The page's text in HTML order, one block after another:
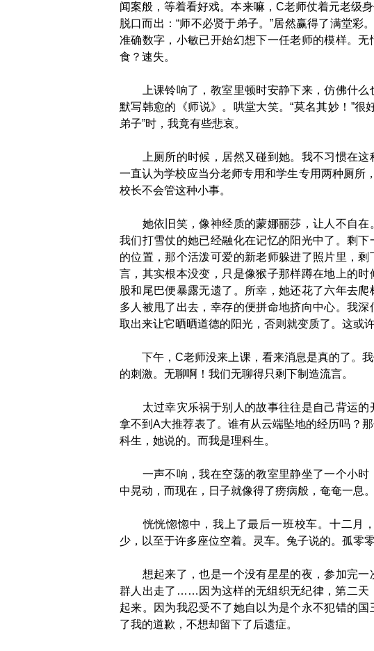
闻案般，等着看好戏。本来嘛，C老师仗着元老级
脱口而出：“师不必贤于弟子。”居然赢得了满堂彩
准确数字，小敏已开始幻想下一任老师的模样。
食？速失。
上课铃响了，教室里顿时安静下来，仿佛什么
默写韩愈的《师说》。哄堂大笑。“莫名其妙！”很
弟子”时，我竟有些悲哀。
上厕所的时候，居然又碰到她。我不习惯在这
一直认为学校应当分老师专用和学生专用两种厕所
校长不会管这种小事。
她依旧笑，像神经质的蒙娜丽莎，让人不自在
我们打雪仗的她已经融化在记忆的阳光中了。剩
的位置，那个活泼可爱的新老师躲进了照片里，
言，其实根本没变，只是像猴子那样蹲在地上的
股和尾巴便暴露无遗了。所幸，她还花了六年去
多人被甩了出去，幸存的便拼命地挤向中心。我
取出来让它晒晒道德的阳光，否则就变质了。这或
下午，C老师没来上课，看来消息是真的了。我
的刺激。无聊啊！我们无聊得只剩下制造流言。
太过幸灾乐祸于别人的故事往往是自己背运的
拿不到A大推荐表了。谁有从云端坠地的经历吗？
科生，她说的。而我是理科生。
一声不响，我在空荡的教室里静坐了一个小时
中晃动，而现在，日子就像得了痨病般，奄奄一息
恍恍惚惚中，我上了最后一班校车。十二月，
少，以至于许多座位空着。灵车。兔子说的。孤零
想起来了，也是一个没有星星的夜，参加完一
群人出走了……因为这样的无组织无纪律，第二天
起来。因为我忍受不了她自以为是个永不犯错的
了我的道歉，不想却留下了后遗症。